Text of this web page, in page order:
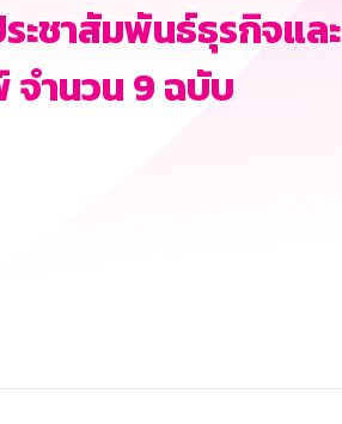
ะชาสัมพันธ์ธุรกิจและ
ำนวน 9 ฉบับ